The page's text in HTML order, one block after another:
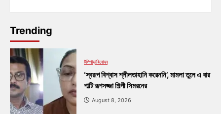
Trending
টলিপাড়াবিনোদন
‘স্বরূপ বিশ্বাস শ্লীলতাহানি করেননি’, মামলা তুলে এ বার
পাল্টি রূপসজ্জা শিল্পী সিমরনের
August 8, 2026